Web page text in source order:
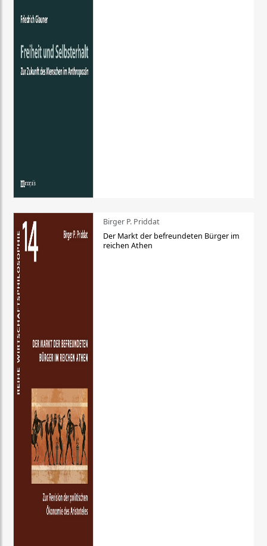
Birger P. Priddat
Der Markt der befreundeten Bürger im
reichen Athen